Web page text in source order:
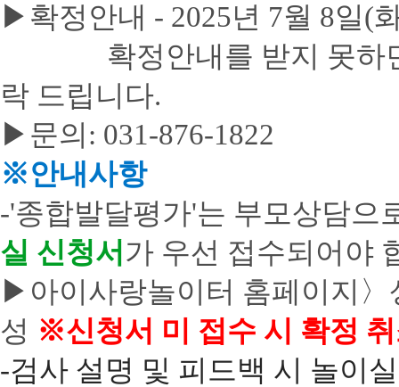
▶ 확정안내 - 2025년 7월 8일(
확정안내를 받지 못하면
락 드립니다.
▶문의: 031-876-1822
※안내사항
-'종합발달평가'는 부모상담으
실 신청서 가 우선 접수되어야
▶ 아이사랑놀이터 홈페이지〉
성 ※신청서 미 접수 시 확정
-검사 설명 및 피드백 시 놀이